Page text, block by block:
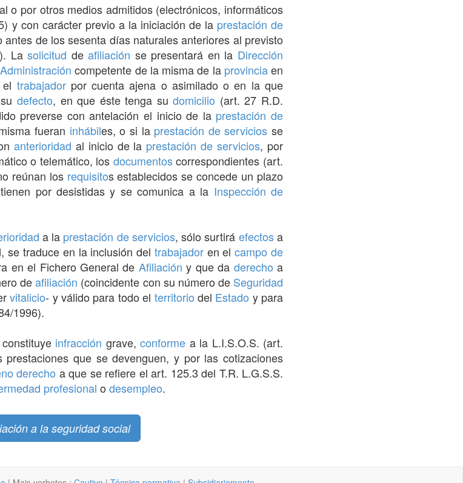
o por otros medios admitidos (electrónicos, informáticos
y con carácter previo a la iniciación de la prestación de
de los sesenta días naturales anteriores al previsto
Lasolicitud deafiliación se presentará en la Dirección
Administración competente de la misma de la provinciaen
el trabajadorpor cuenta ajena o asimilado o en la que
sudefecto, en que éste tenga sudomicilio (art. 27 R.D.
preverse con antelación el inicio de la prestación de
fueran inhábiles, o si la prestación de servicios se
anterioridad al inicio de la prestación de servicios, por
o telemático, los documentoscorrespondientes (art.
reúnan los requisitos establecidos se concede un plazo
por desistidas y se comunica a la Inspección de
a la prestación de servicios, sólo surtirá efectosa
se traduce en la inclusión del trabajadoren elcampo de
en el Fichero General de Afiliación y que da derecho a
deafiliación (coincidente con su número de Seguridad
vitalicio- y válido para todo el territorio del Estado y para
1996).
constituye infracción grave,conforme a la L.I.S.O.S. (art.
prestaciones que se devenguen, y por las cotizaciones
derecho a que se refiere el art. 125.3 del T.R. L.G.S.S.
profesional o desempleo.
a la seguridad social